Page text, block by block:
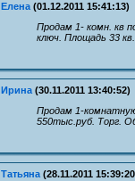
Елена (01.12.2011 15:41:13)
Продам 1- комн. кв
ключ. Площадь 33
Ирина (30.11.2011 13:40:52)
Продам 1-
550тыс.руб. Торг.
Татьяна (28.11.2011